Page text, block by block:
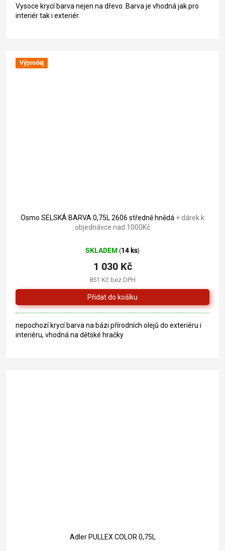
Vysoce krycí barva nejen na dřevo. Barva je vhodná jak pro
interiér tak i exteriér.
Výprodej
Osmo SELSKÁ BARVA 0,75L 2606 středně hnědá + dárek k
objednávce nad 1000Kč
SKLADEM (14 ks)
851 Kč bez DPH
1 030 Kč
nepochozí krycí barva na bázi přírodních olejů do exteriéru i
interiéru, vhodná na dětské hračky
Adler PULLEX COLOR 0,75L